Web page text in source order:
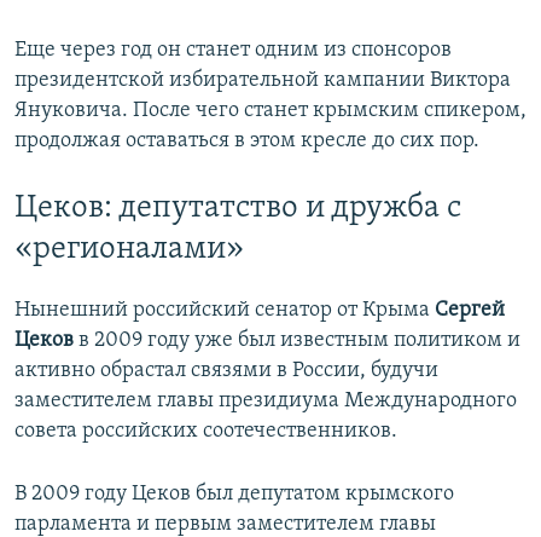
Еще через год он станет одним из спонсоров
президентской избирательной кампании Виктора
Януковича. После чего станет крымским спикером,
продолжая оставаться в этом кресле до сих пор.
Цеков: депутатство и дружба с
«регионалами»
Нынешний российский сенатор от Крыма Сергей
Цеков в 2009 году уже был известным политиком и
активно обрастал связями в России, будучи
заместителем главы президиума Международного
совета российских соотечественников.
В 2009 году Цеков был депутатом крымского
парламента и первым заместителем главы